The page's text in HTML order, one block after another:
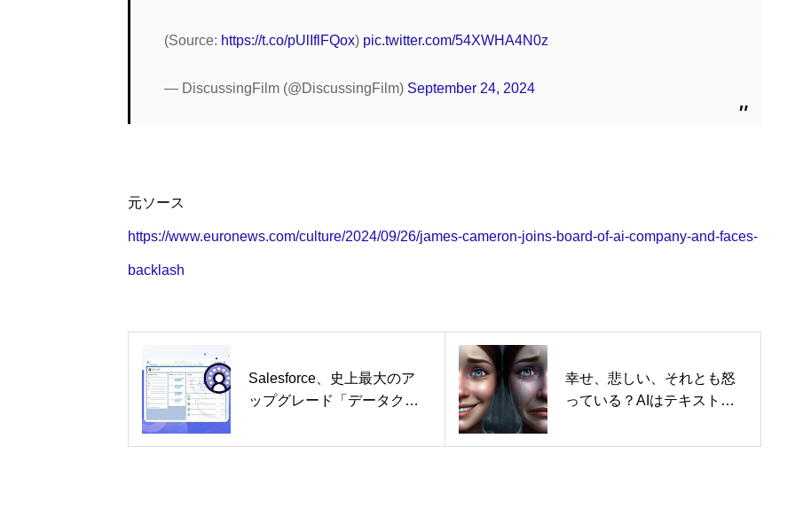
PRIVACY
(Source: https://t.co/pUlIflFQox) pic.twitter.com/54XWHA4N0z
— DiscussingFilm (@DiscussingFilm) September 24, 2024
元ソース
https://www.euronews.com/culture/2024/09/26/james-cameron-joins-board-of-ai-company-and-faces-
backlash
Salesforce、史上最大のア
ップグレード「データクラ
幸せ、悲しい、それとも怒
っている？AIはテキスト内
な研究が発表